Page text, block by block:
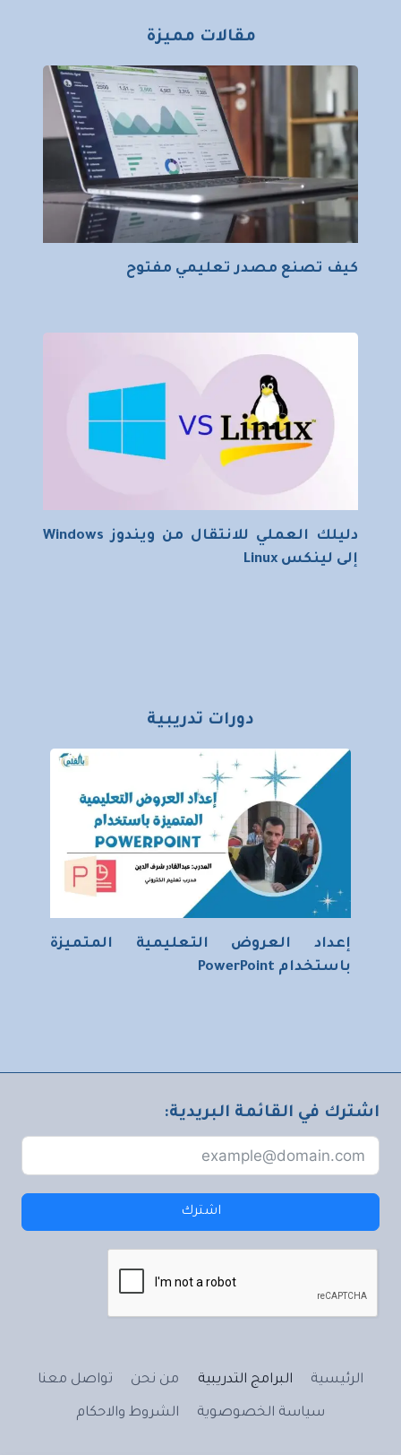
مقالات مميزة
كيف تصنع مصدر تعليمي مفتوح
دليلك العملي للانتقال من ويندوز Windows
إلى لينكس Linux
دورات تدريبية
إعداد العروض التعليمية المتميزة
باستخدام PowerPoint
اشترك في القائمة البريدية:
اشترك
الرئيسية البرامج التدريبية من نحن تواصل معنا
سياسة الخصوصوية الشروط والاحكام